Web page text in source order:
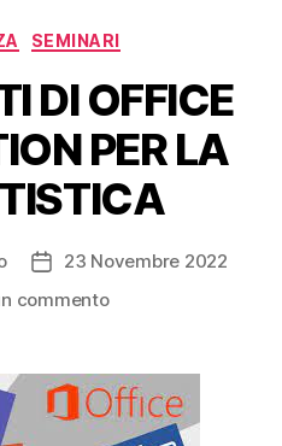
SEMINARI
DI OFFICE
PER LA
23 Novembre 2022
commento